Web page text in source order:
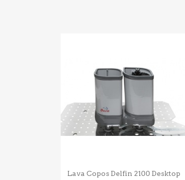
Vista rápida
Lava Copos Delfin 2100 Desktop